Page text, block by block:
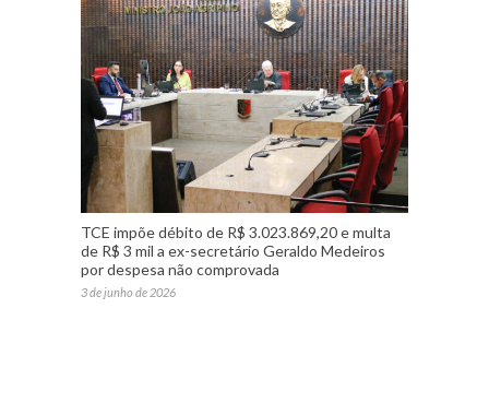
TCE impõe débito de R$ 3.023.869,20 e multa
de R$ 3 mil a ex-secretário Geraldo Medeiros
por despesa não comprovada
3 de junho de 2026